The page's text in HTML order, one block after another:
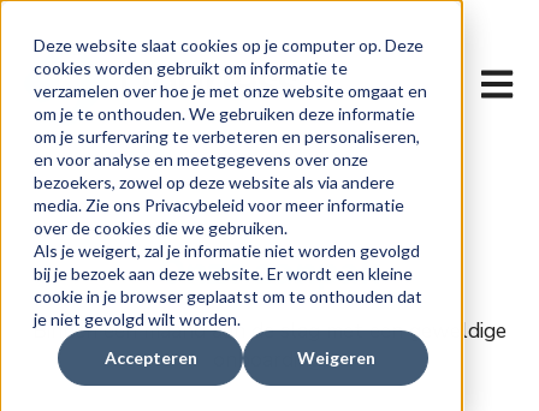
Deze website slaat cookies op je computer op. Deze
cookies worden gebruikt om informatie te
verzamelen over hoe je met onze website omgaat en
om je te onthouden. We gebruiken deze informatie
om je surfervaring te verbeteren en personaliseren,
en voor analyse en meetgegevens over onze
bezoekers, zowel op deze website als via andere
media. Zie ons Privacybeleid voor meer informatie
over de cookies die we gebruiken.
Als je weigert, zal je informatie niet worden gevolgd
bij je bezoek aan deze website. Er wordt een kleine
cookie in je browser geplaatst om te onthouden dat
je niet gevolgd wilt worden.
Accepteren
Weigeren
Onze aanpak
Binnen een maand aan de slag met een geweldige
onboarding!